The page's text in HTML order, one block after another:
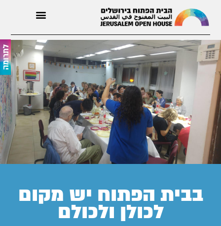
לתרומה
בבית הפתוח יש מקום
לכולן ולכולם